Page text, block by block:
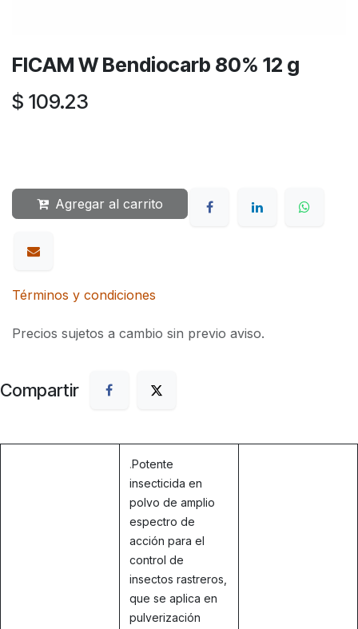
FICAM W Bendiocarb 80% 12 g
$ 109.23
Agregar al carrito
Términos y condiciones
Precios sujetos a cambio sin previo aviso.
Compartir
.Potente
insecticida en
polvo de amplio
espectro de
acción para el
control de
insectos rastreros,
que se aplica en
pulverización